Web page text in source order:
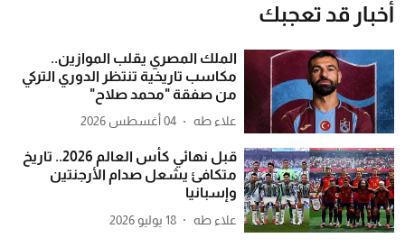
أخبار قد تعجبك
الملك المصري يقلب الموازين..
مكاسب تاريخية تنتظر الدوري التركي
من صفقة "محمد صلاح"
علاء طه 04 أغسطس 2026
قبل نهائي كأس العالم 2026.. تاريخ
متكافئ يشعل صدام الأرجنتين
وإسبانيا
علاء طه 18 يوليو 2026